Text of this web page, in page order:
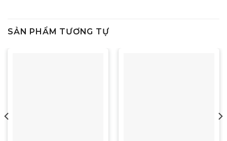
SẢN PHẨM TƯƠNG TỰ